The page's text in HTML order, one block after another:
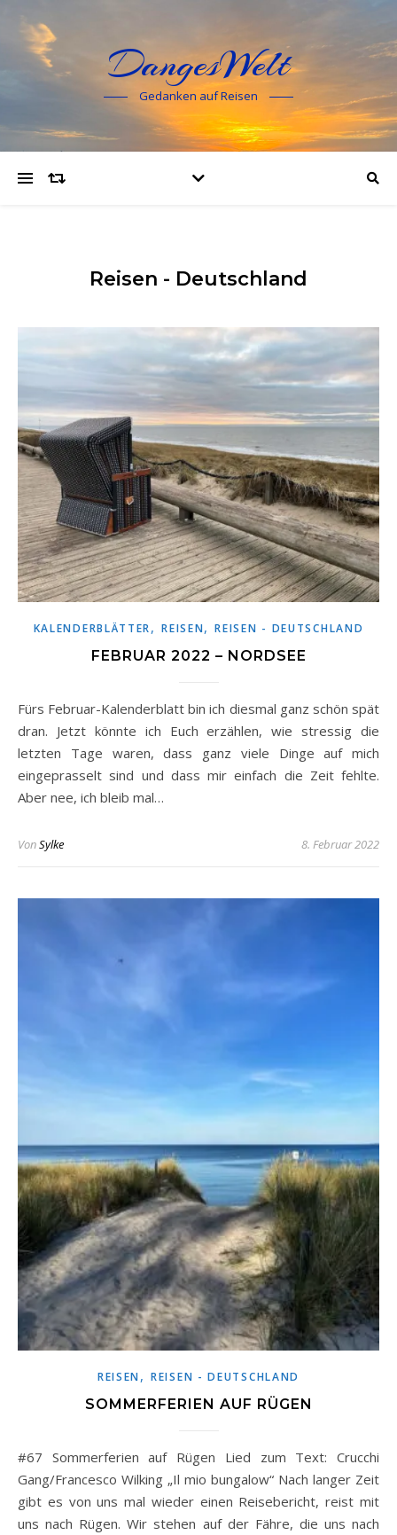
DangesWelt
Gedanken auf Reisen
Reisen - Deutschland
KALENDERBLÄTTER,REISEN,REISEN - DEUTSCHLAND
FEBRUAR 2022 – NORDSEE
Fürs Februar-Kalenderblatt bin ich diesmal ganz schön spät
dran. Jetzt könnte ich Euch erzählen, wie stressig die
letzten Tage waren, dass ganz viele Dinge auf mich
eingeprasselt sind und dass mir einfach die Zeit fehlte.
Aber nee, ich bleib mal…
VonSylke 8. Februar 2022
REISEN,REISEN - DEUTSCHLAND
SOMMERFERIEN AUF RÜGEN
#67 Sommerferien auf Rügen Lied zum Text: Crucchi
Gang/Francesco Wilking „Il mio bungalow“ Nach langer Zeit
gibt es von uns mal wieder einen Reisebericht, reist mit
uns nach Rügen. Wir stehen auf der Fähre, die uns nach